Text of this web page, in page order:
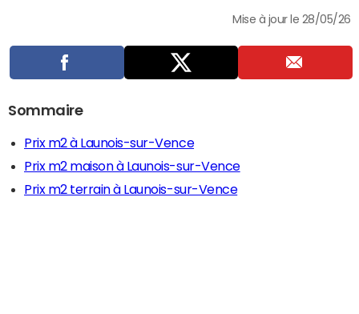
Mise à jour le 28/05/26
Sommaire
Prix m2 à Launois-sur-Vence
Prix m2 maison à Launois-sur-Vence
Prix m2 terrain à Launois-sur-Vence